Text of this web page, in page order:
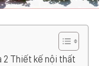
2 Thiết kế nội thất